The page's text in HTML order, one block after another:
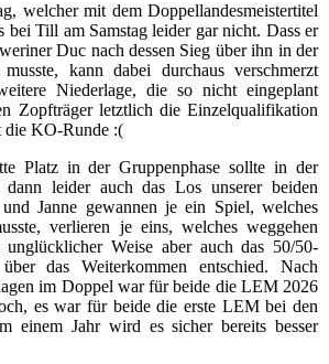
welcher mit dem Doppellandesmeistertitel
bei Till am Samstag leider gar nicht. Dass er
Duc nach dessen Sieg über ihn in der
kann dabei durchaus verschmerzt
Niederlage, die so nicht eingeplant
Zopfträger letztlich die Einzelqualifikation
die KO-Runde :(
Platz in der Gruppenphase sollte in der
dann leider auch das Los unserer beiden
Janne gewannen je ein Spiel, welches
verlieren je eins, welches weggehen
Weise aber auch das 50/50-
das Weiterkommen entschied. Nach
im Doppel war für beide die LEM 2026
es war für beide die erste LEM bei den
einem Jahr wird es sicher bereits besser